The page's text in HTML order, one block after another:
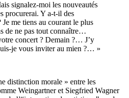
signalez-moi les nouveautés
procurerai. Y a-t-il des
me tiens au courant le plus
de ne pas tout connaître…
concert ? Demain ?… J’y
je vous inviter au mien ?… »
distinction morale » entre les
Weingartner et Siegfried Wagner